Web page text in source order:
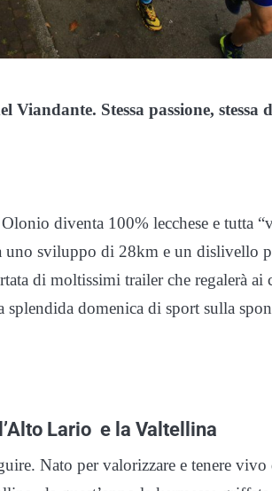
Stessa passione,
diventa 100% lecchese e tutta
uno sviluppo di 28km e un dislivello
di moltissimi trailer che regalerà ai
domenica di sport sulla
Lario e la Valtellina
Nato per valorizzare e tenere vivo